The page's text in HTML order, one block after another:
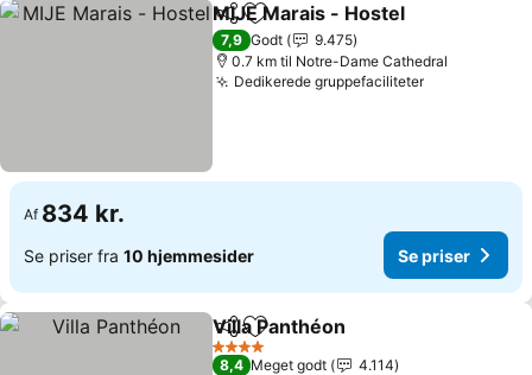
Del Føj til favoritter
MIJE Marais - Hostel
7,9 Godt
9.475
0.7 km til Notre-Dame Cathedral
Dedikerede gruppefaciliteterSe priser
Af 834 kr.
Se priser fra 10 hjemmesider Se priser
Del Føj til favoritter
Villa Panthéon
4 Stjerner
8,4 Meget godt
4.114